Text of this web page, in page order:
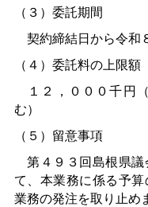
（３）委託期間
契約締結日から令和
（４）委託料の上限額
１２，０００千円
む）
（５）留意事項
第４９３回島根県議
て、本業務に係る予
業務の発注を取り止め